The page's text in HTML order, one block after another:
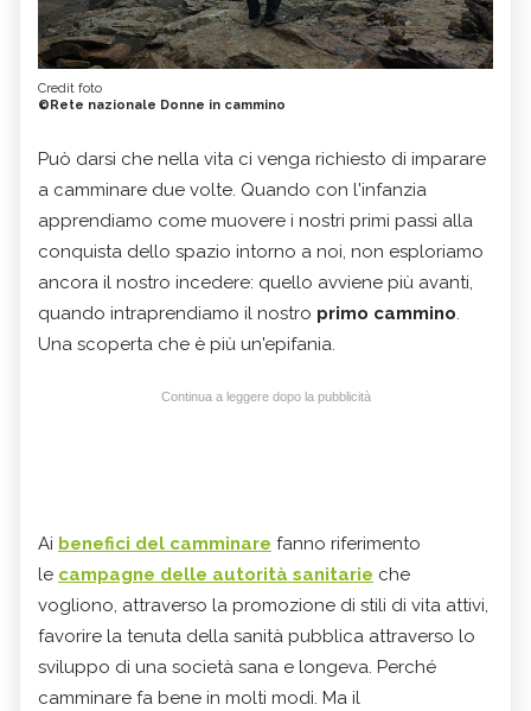
Credit foto
©Rete nazionale Donne in cammino
Può darsi che nella vita ci venga richiesto di imparare
a camminare due volte. Quando con l'infanzia
apprendiamo come muovere i nostri primi passi alla
conquista dello spazio intorno a noi, non esploriamo
ancora il nostro incedere: quello avviene più avanti,
quando intraprendiamo il nostro primo cammino.
Una scoperta che è più un'epifania.
Continua a leggere dopo la pubblicità
Ai benefici del camminare fanno riferimento
le campagne delle autorità sanitarie che
vogliono, attraverso la promozione di stili di vita attivi,
favorire la tenuta della sanità pubblica attraverso lo
sviluppo di una società sana e longeva. Perché
camminare fa bene in molti modi. Ma il